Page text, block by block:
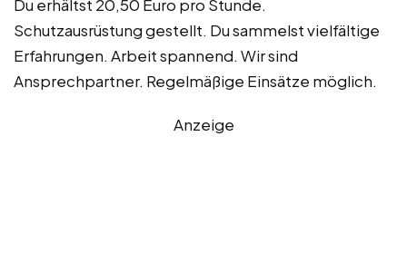
Du erhältst 20,50 Euro pro Stunde.
Schutzausrüstung gestellt. Du sammelst vielfältige
Erfahrungen. Arbeit spannend. Wir sind
Ansprechpartner. Regelmäßige Einsätze möglich.
Anzeige